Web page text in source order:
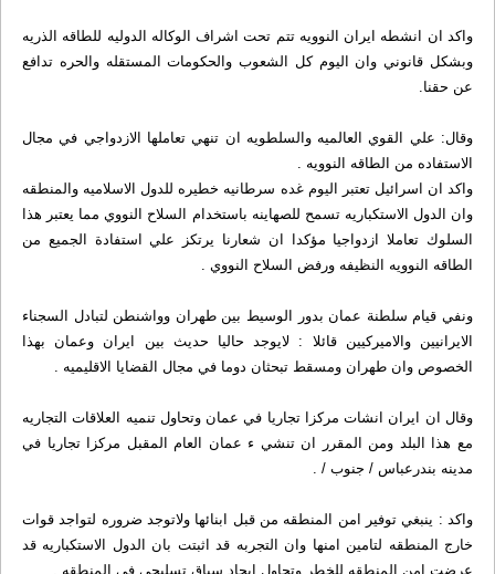
واكد ان انشطه ايران النوويه تتم تحت اشراف الوكاله الدوليه للطاقه الذريه
وبشكل قانوني وان اليوم كل الشعوب والحكومات المستقله والحره تدافع
عن حقنا.
وقال: علي القوي العالميه والسلطويه ان تنهي تعاملها الازدواجي في مجال
الاستفاده من الطاقه النوويه .
واكد ان اسرائيل تعتبر اليوم غده سرطانيه خطيره للدول الاسلاميه والمنطقه
وان الدول الاستكباريه تسمح للصهاينه باستخدام السلاح النووي مما يعتبر هذا
السلوك تعاملا ازدواجيا مؤكدا ان شعارنا يرتكز علي استفادة الجميع من
الطاقه النوويه النظيفه ورفض السلاح النووي .
ونفي قيام سلطنة عمان بدور الوسيط بين طهران وواشنطن لتبادل السجناء
الايرانيين والاميركيين قائلا : لايوجد حاليا حديث بين ايران وعمان بهذا
الخصوص وان طهران ومسقط تبحثان دوما في مجال القضايا الاقليميه .
وقال ان ايران انشات مركزا تجاريا في عمان وتحاول تنميه العلاقات التجاريه
مع هذا البلد ومن المقرر ان تنشي ء عمان العام المقبل مركزا تجاريا في
مدينه بندرعباس / جنوب / .
واكد : ينبغي توفير امن المنطقه من قبل ابنائها ولاتوجد ضروره لتواجد قوات
خارج المنطقه لتامين امنها وان التجربه قد اثبتت بان الدول الاستكباريه قد
عرضت امن المنطقه للخطر وتحاول ايجاد سباق تسليحي في المنطقه .